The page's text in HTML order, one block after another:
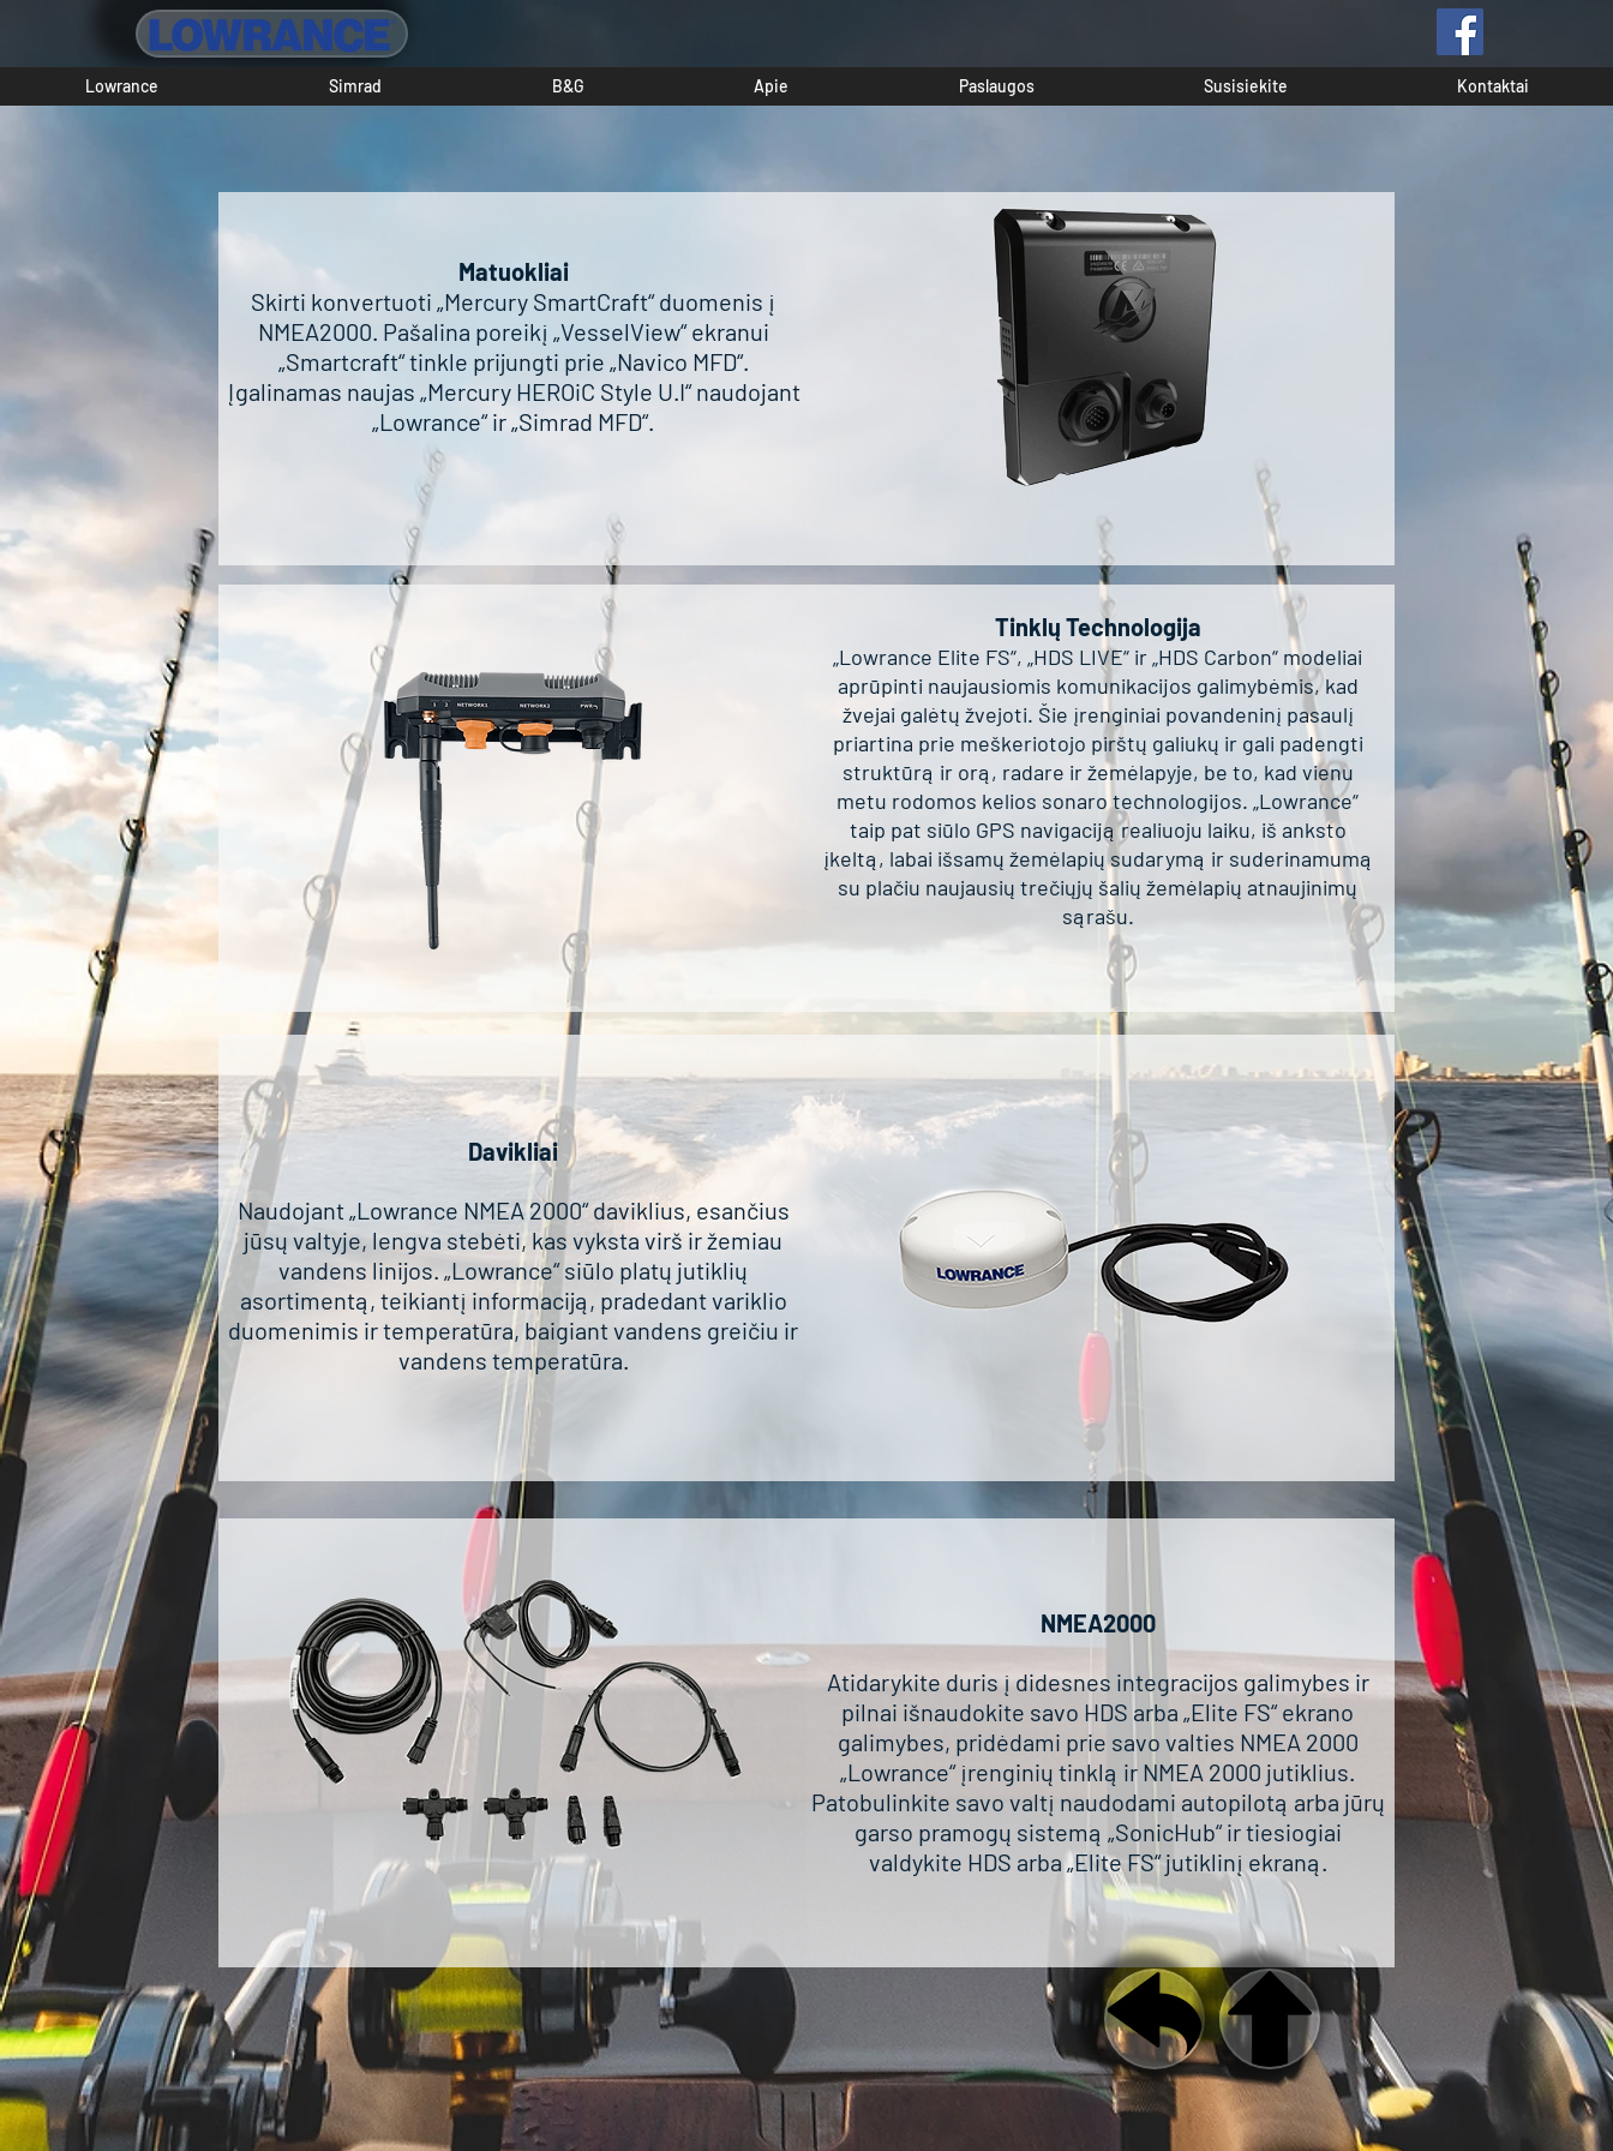
Lowrance Simrad B&G Apie Paslaugos Susisiekite Kontaktai
Matuokliai
Skirti konvertuoti „Mercury SmartCraft“ duomenis į
NMEA2000. Pašalina poreikį „VesselView“ ekranui
„Smartcraft“ tinkle prijungti prie „Navico MFD“.
Įgalinamas naujas „Mercury HEROiC Style U.I“ naudojant
„Lowrance“ ir „Simrad MFD“.
Tinklų Technologija
„Lowrance Elite FS“, „HDS LIVE“ ir „HDS Carbon“ modeliai
aprūpinti naujausiomis komunikacijos galimybėmis, kad
žvejai galėtų žvejoti. Šie įrenginiai povandeninį pasaulį
priartina prie meškeriotojo pirštų galiukų ir gali padengti
struktūrą ir orą, radare ir žemėlapyje, be to, kad vienu
metu rodomos kelios sonaro technologijos. „Lowrance“
taip pat siūlo GPS navigaciją realiuoju laiku, iš anksto
įkeltą, labai išsamų žemėlapių sudarymą ir suderinamumą
su plačiu naujausių trečiųjų šalių žemėlapių atnaujinimų
sąrašu.
Davikliai
Naudojant „Lowrance NMEA 2000“ daviklius, esančius
jūsų valtyje, lengva stebėti, kas vyksta virš ir žemiau
vandens linijos. „Lowrance“ siūlo platų jutiklių
asortimentą, teikiantį informaciją, pradedant variklio
duomenimis ir temperatūra, baigiant vandens greičiu ir
vandens temperatūra.
NMEA2000
Atidarykite duris į didesnes integracijos galimybes ir
pilnai išnaudokite savo HDS arba „Elite FS“ ekrano
galimybes, pridėdami prie savo valties NMEA 2000
„Lowrance“ įrenginių tinklą ir NMEA 2000 jutiklius.
Patobulinkite savo valtį naudodami autopilotą arba jūrų
garso pramogų sistemą „SonicHub“ ir tiesiogiai
valdykite HDS arba „Elite FS“ jutiklinį ekraną.